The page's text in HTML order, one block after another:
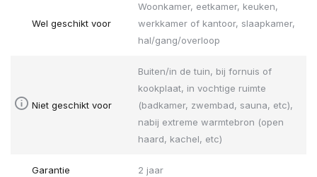
Wel geschikt voor
Woonkamer, eetkamer, keuken,
werkkamer of kantoor, slaapkamer,
hal/gang/overloop
Niet geschikt voor
Buiten/in de tuin, bij fornuis of
kookplaat, in vochtige ruimte
(badkamer, zwembad, sauna, etc),
nabij extreme warmtebron (open
haard, kachel, etc)
Garantie 2 jaar